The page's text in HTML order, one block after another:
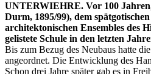
UNTERWIEHRE. Vor 100
Durm, 1895/99), dem
architektonischen Ensembles des
gelistete Schule in den letzten
Bis zum Bezug des Neubaus hatte
angeordnet. Die Entwicklung des
Schon drei Jahre später gab es in